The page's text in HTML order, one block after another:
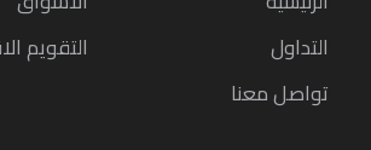
التداول
التقويم
تواصل معنا